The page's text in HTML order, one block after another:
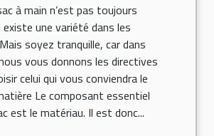
à main n’est pas toujours
existe une variété dans les
soyez tranquille, car dans
vous donnons les directives
celui qui vous conviendra le
Le composant essentiel
est le matériau. Il est donc...